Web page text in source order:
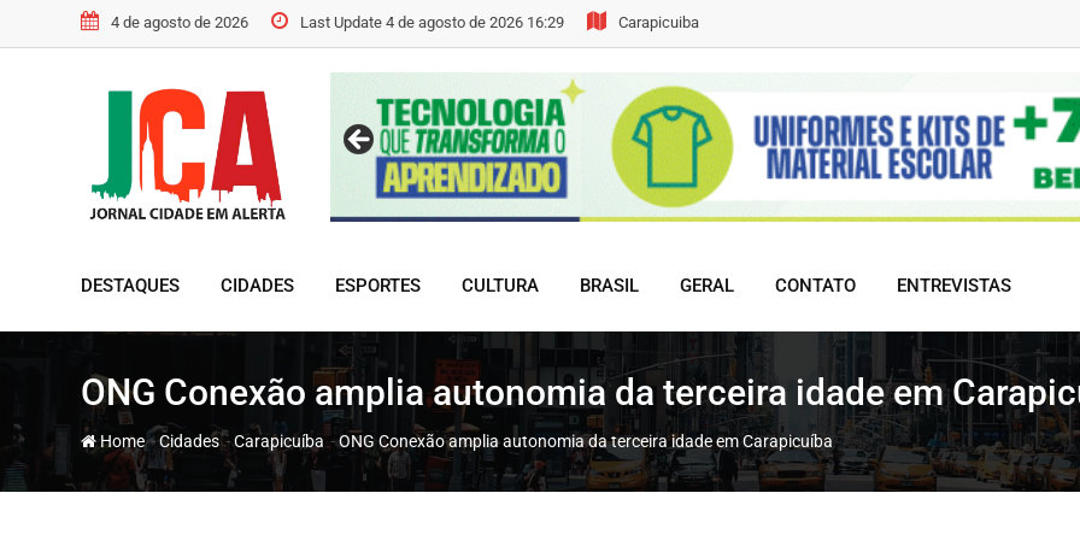
to
4 de agosto de 2026 Last Update 4 de agosto de 2026 16:29 Carapicuiba
DESTAQUES CIDADES ESPORTES CULTURA BRASIL GERAL CONTATO ENTREVISTAS
ONG Conexão amplia autonomia da terceira idade em
Home-Cidades-Carapicuíba-ONG Conexão amplia autonomia da terceira idade em Carapicuíba